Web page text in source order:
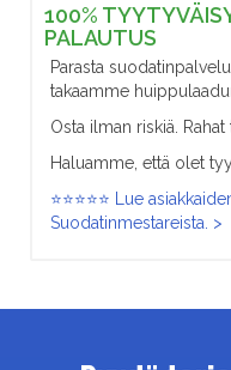
100%
PALAUTUS
Parasta
takaamme
Osta ilman riskiä. Rahat
Haluamme, että olet
⭐⭐⭐⭐⭐ Lue
Suodatinmestareista. >